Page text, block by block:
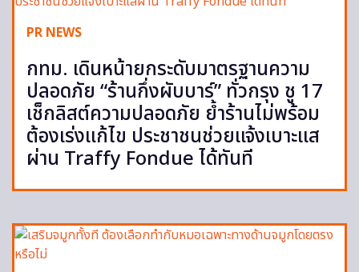
PR NEWS
กทม. เดินหน้ายกระดับมาตรฐานความ
ปลอดภัย “ร้านกึ่งผับบาร์” ทั่วกรุง ชู 17
เช็กลิสต์ความปลอดภัย ย้ำร้านไม่พร้อม
ต้องเร่งแก้ไข ประชาชนช่วยแจ้งเบาะแส
ผ่าน Traffy Fondue ได้ทันที